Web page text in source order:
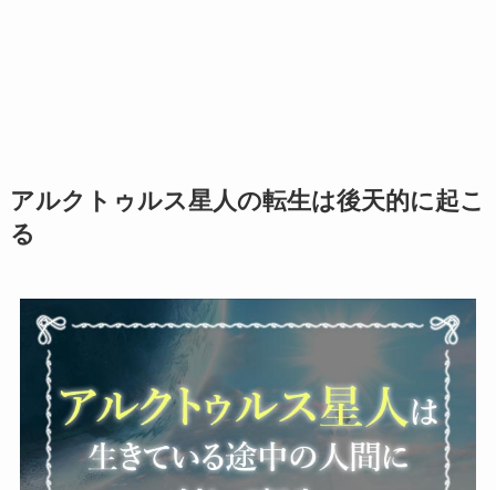
アルクトゥルス星人の転生は後天的に起こ
る